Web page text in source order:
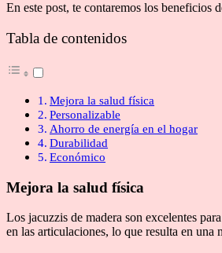
En este post, te contaremos los beneficios
Tabla de contenidos
Mejora la salud física
Personalizable
Ahorro de energía en el hogar
Durabilidad
Económico
Mejora la salud física
Los jacuzzis de madera son excelentes
en las articulaciones, lo que resulta en